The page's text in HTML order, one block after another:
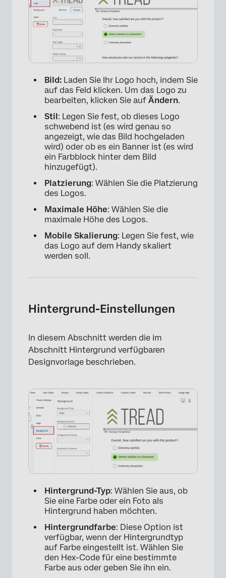
×
Bild: Laden Sie Ihr Logo hoch, indem Sie
auf das Feld klicken. Um das Logo zu
bearbeiten, klicken Sie auf Ändern.
Stil: Legen Sie fest, ob dieses Logo
schwebend ist (es wird genau so
angezeigt, wie das Bild hochgeladen
wird) oder ob es ein Banner ist (es wird
ein Farbblock hinter dem Bild
hinzugefügt).
Platzierung: Wählen Sie die Platzierung
des Logos.
Maximale Höhe: Wählen Sie die
maximale Höhe des Logos.
Mobile Skalierung: Legen Sie fest, wie
das Logo auf dem Handy skaliert
werden soll.
Hintergrund-Einstellungen
In diesem Abschnitt werden die im
Abschnitt Hintergrund verfügbaren
Designvorlage beschrieben.
Hintergrund-Typ: Wählen Sie aus, ob
Sie eine Farbe oder ein Foto als
Hintergrund haben möchten.
Hintergrundfarbe: Diese Option ist
verfügbar, wenn der Hintergrundtyp
auf Farbe eingestellt ist. Wählen Sie
den Hex-Code für eine bestimmte
Farbe aus oder geben Sie ihn ein.